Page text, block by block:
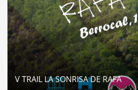
V TRAIL LA SONRISA DE RAFA